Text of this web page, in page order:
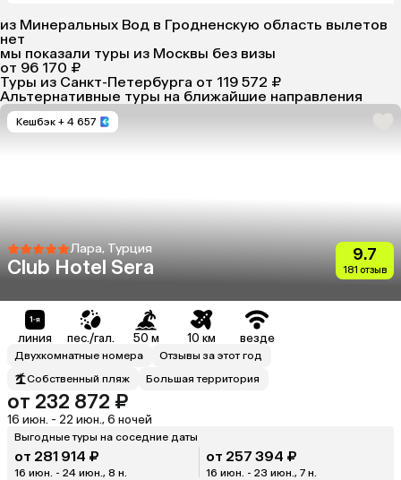
из Минеральных Вод в Гродненскую область вылетов
нет
мы показали туры из Москвы без визы
от 96 170 ₽
Туры из Санкт-Петербурга от 119 572 ₽
Альтернативные туры на ближайшие направления
Кешбэк + 4 657
Лара, Турция
Club Hotel Sera
9.7
181 отзыв
линия пес./гал. 50 м 10 км везде
Двухкомнатные номера
Отзывы за этот год
Собственный пляж
Большая территория
от 232 872 ₽
16 июн. - 22 июн., 6 ночей
Выгодные туры на соседние даты
от 281 914 ₽
16 июн. - 24 июн., 8 н.
от 257 394 ₽
16 июн. - 23 июн., 7 н.